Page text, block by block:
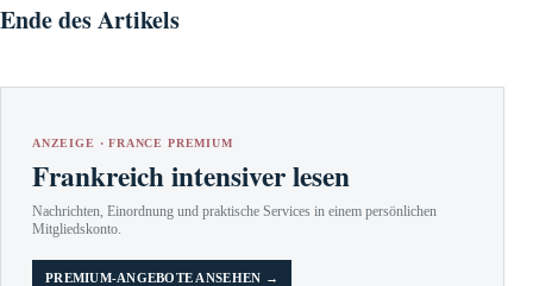
Ende des Artikels
ANZEIGE · FRANCE PREMIUM
Frankreich intensiver lesen
Nachrichten, Einordnung und praktische Services in einem persönlichen
Mitgliedskonto.
PREMIUM-ANGEBOTE ANSEHEN →